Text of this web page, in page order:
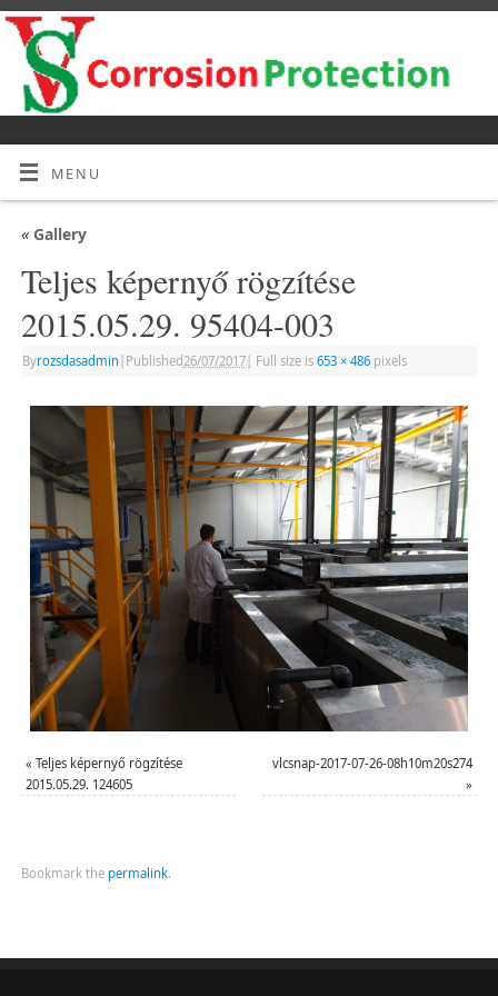
MENU
«Gallery
Teljes képernyő rögzítése
2015.05.29. 95404-003
Byrozsdasadmin Published26/07/2017| Full size is 653 × 486pixels
« Teljes képernyő rögzítése
2015.05.29. 124605
vlcsnap-2017-07-26-08h10m20s274
»
Bookmark the permalink.